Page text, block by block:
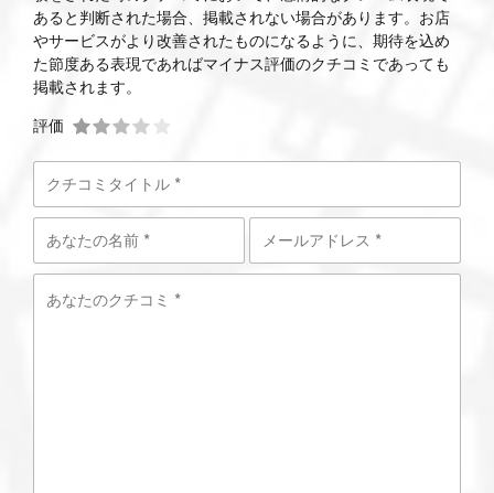
あると判断された場合、掲載されない場合があります。お店
やサービスがより改善されたものになるように、期待を込め
た節度ある表現であればマイナス評価のクチコミであっても
掲載されます。
評価